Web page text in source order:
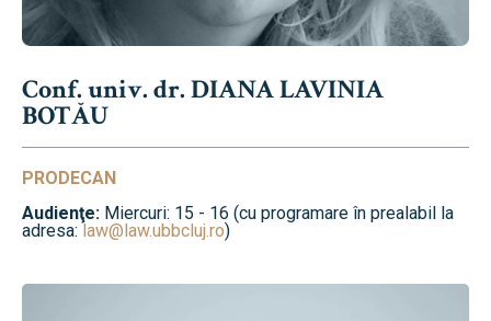
Conf. univ. dr. DIANA LAVINIA
BOTĂU
PRODECAN
Audienţe: Miercuri: 15 - 16 (cu programare în prealabil la
adresa: law@law.ubbcluj.ro)